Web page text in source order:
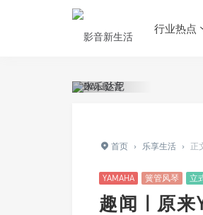
行业热点
首页 › 乐享生活 › 正
YAMAHA 簧管风琴 立
趣闻 | 原来